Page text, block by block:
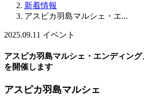
新着情報
アスピカ羽島マルシェ・エ...
2025.09.11 イベント
アスピカ羽島マルシェ・エンディン
を開催します
アスピカ羽島マルシェ